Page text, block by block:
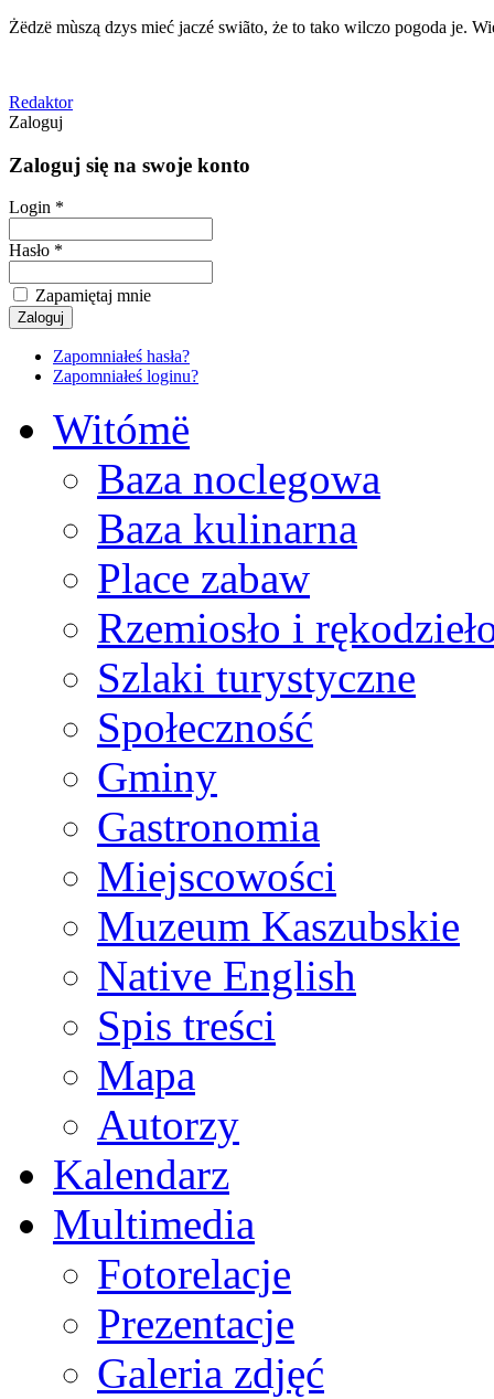
Żëdzë mùszą dzys mieć jaczé swiãto, że to tako wilczo pogoda je.
Redaktor
Zaloguj
Zaloguj się na swoje konto
Login *
Hasło *
Zapamiętaj mnie
Zapomniałeś hasła?
Zapomniałeś loginu?
Witómë
Baza noclegowa
Baza kulinarna
Place zabaw
Rzemiosło i
Szlaki turystyczne
Społeczność
Gminy
Gastronomia
Miejscowości
Muzeum Kaszubskie
Native English
Spis treści
Mapa
Autorzy
Kalendarz
Multimedia
Fotorelacje
Prezentacje
Galeria zdjęć